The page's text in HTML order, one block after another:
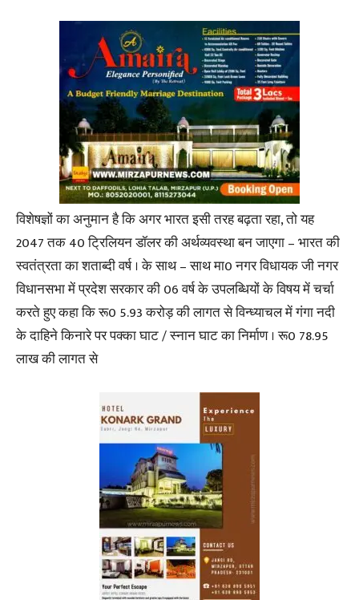
विशेषज्ञों का अनुमान है कि अगर भारत इसी तरह बढ़ता रहा, तो यह
2047 तक 40 ट्रिलियन डॉलर की अर्थव्यवस्था बन जाएगा – भारत की
स्वतंत्रता का शताब्दी वर्ष । के साथ – साथ मा0 नगर विधायक जी नगर
विधानसभा में प्रदेश सरकार की 06 वर्ष के उपलब्धियों के विषय में चर्चा
करते हुए कहा कि रू0 5.93 करोड़ की लागत से विन्ध्याचल में गंगा नदी
के दाहिने किनारे पर पक्का घाट / स्नान घाट का निर्माण । रू0 78.95
लाख की लागत से